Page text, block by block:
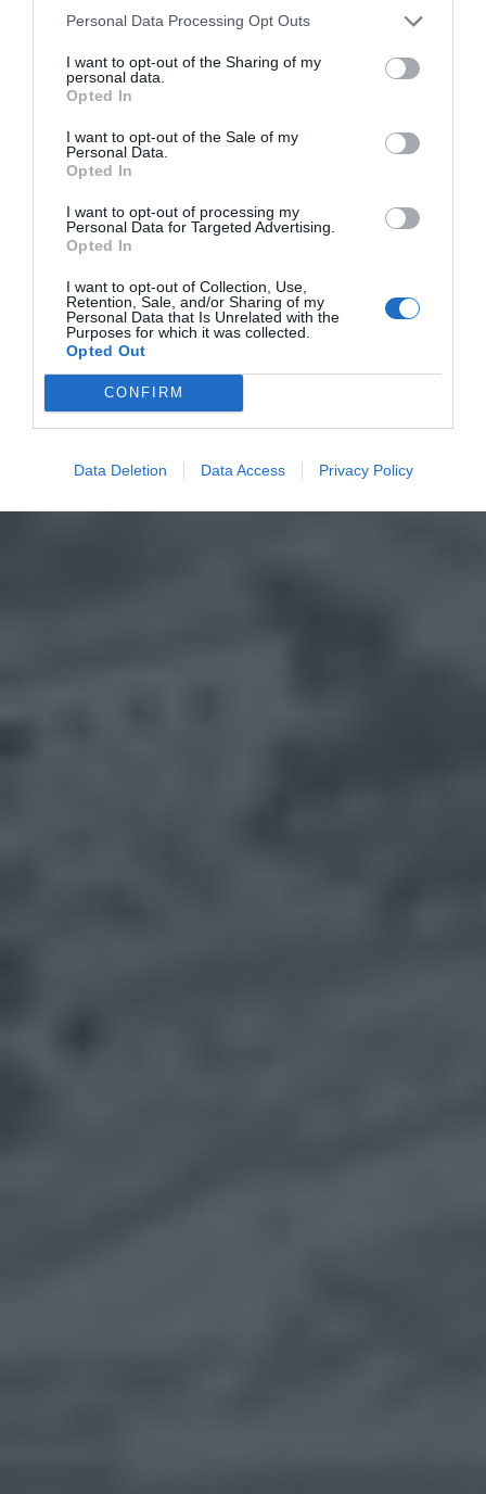
Personal Data Processing Opt Outs
I want to opt-out of the Sharing of my
personal data.
Opted In
I want to opt-out of the Sale of my
Personal Data.
Opted In
I want to opt-out of processing my
Personal Data for Targeted Advertising.
Opted In
I want to opt-out of Collection, Use,
Retention, Sale, and/or Sharing of my
Personal Data that Is Unrelated with the
Purposes for which it was collected.
Opted Out
CONFIRM
Data Deletion Data Access Privacy Policy